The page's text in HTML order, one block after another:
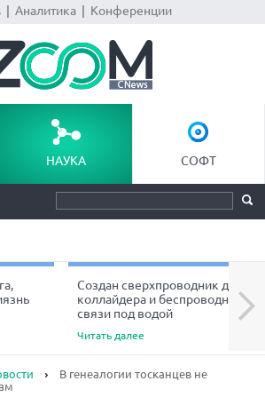
| Аналитика| Конференции
НАУКА СОФТ
Создан сверхпроводник для
коллайдера и беспроводной
связи под водой
Читать далее
Next
В генеалогии тосканцев не